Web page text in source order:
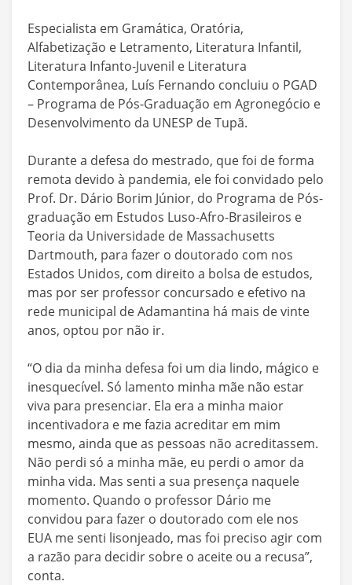
Especialista em Gramática, Oratória,
Alfabetização e Letramento, Literatura Infantil,
Literatura Infanto-Juvenil e Literatura
Contemporânea, Luís Fernando concluiu o PGAD
– Programa de Pós-Graduação em Agronegócio e
Desenvolvimento da UNESP de Tupã.
Durante a defesa do mestrado, que foi de forma
remota devido à pandemia, ele foi convidado pelo
Prof. Dr. Dário Borim Júnior, do Programa de Pós-
graduação em Estudos Luso-Afro-Brasileiros e
Teoria da Universidade de Massachusetts
Dartmouth, para fazer o doutorado com nos
Estados Unidos, com direito a bolsa de estudos,
mas por ser professor concursado e efetivo na
rede municipal de Adamantina há mais de vinte
anos, optou por não ir.
“O dia da minha defesa foi um dia lindo, mágico e
inesquecível. Só lamento minha mãe não estar
viva para presenciar. Ela era a minha maior
incentivadora e me fazia acreditar em mim
mesmo, ainda que as pessoas não acreditassem.
Não perdi só a minha mãe, eu perdi o amor da
minha vida. Mas senti a sua presença naquele
momento. Quando o professor Dário me
convidou para fazer o doutorado com ele nos
EUA me senti lisonjeado, mas foi preciso agir com
a razão para decidir sobre o aceite ou a recusa”,
conta.